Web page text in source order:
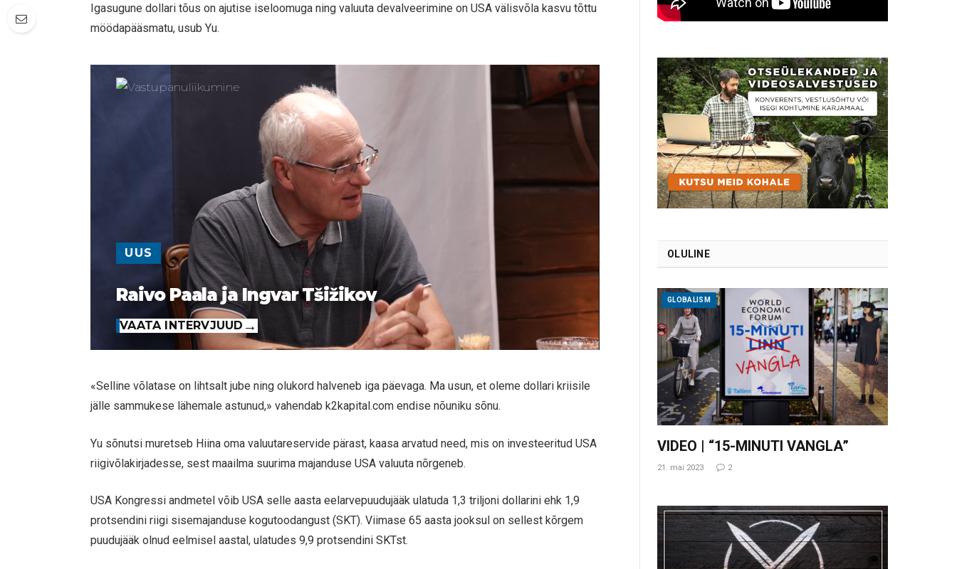
Igasugune dollari tõus on ajutise iseloomuga ning valuuta devalveerimine on USA välisvõla kasvu tõttu
möödapääsmatu, usub Yu.
UUS
Raivo Paala ja Ingvar Tšižikov
VAATA INTERVJUUD
«Selline võlatase on lihtsalt jube ning olukord halveneb iga päevaga. Ma usun, et oleme dollari kriisile
jälle sammukese lähemale astunud,» vahendab k2kapital.com endise nõuniku sõnu.
Yu sõnutsi muretseb Hiina oma valuutareservide pärast, kaasa arvatud need, mis on investeeritud USA
riigivõlakirjadesse, sest maailma suurima majanduse USA valuuta nõrgeneb.
USA Kongressi andmetel võib USA selle aasta eelarvepuudujääk ulatuda 1,3 triljoni dollarini ehk 1,9
protsendini riigi sisemajanduse kogutoodangust (SKT). Viimase 65 aasta jooksul on sellest kõrgem
puudujääk olnud eelmisel aastal, ulatudes 9,9 protsendini SKTst.
OLULINE
GLOBALISM
VIDEO | “15-MINUTI VANGLA”
21. mai 2023 2